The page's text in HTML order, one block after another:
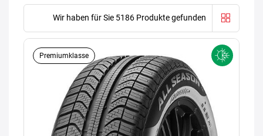
Wir haben für Sie 5186 Produkte gefunden
Premiumklasse